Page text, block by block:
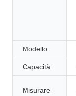
Modello:
Capacità:
Misurare: